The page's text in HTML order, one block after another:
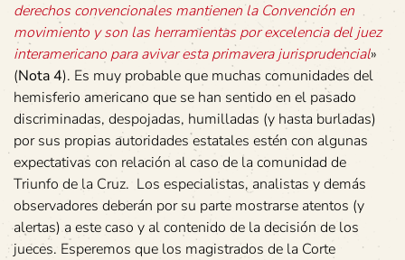
derechos convencionales mantienen la Convención en
movimiento y son las herramientas por excelencia del juez
interamericano para avivar esta primavera jurisprudencial»
(Nota 4). Es muy probable que muchas comunidades del
hemisferio americano que se han sentido en el pasado
discriminadas, despojadas, humilladas (y hasta burladas)
por sus propias autoridades estatales estén con algunas
expectativas con relación al caso de la comunidad de
Triunfo de la Cruz. Los especialistas, analistas y demás
observadores deberán por su parte mostrarse atentos (y
alertas) a este caso y al contenido de la decisión de los
jueces. Esperemos que los magistrados de la Corte